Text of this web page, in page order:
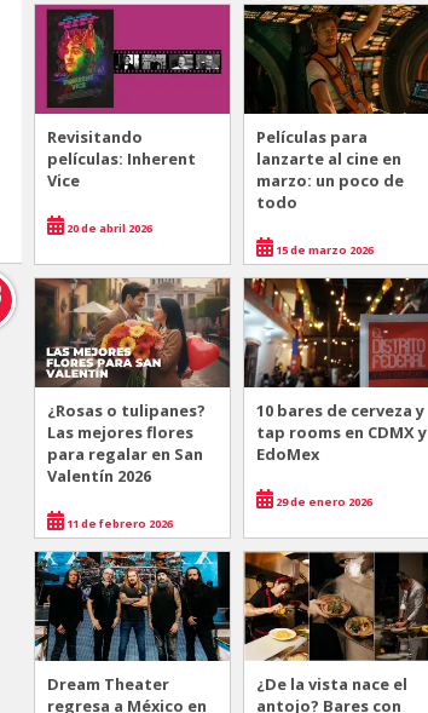
Revisitando
películas: Inherent
Vice
20 de abril 2026
Películas para
lanzarte al cine en
marzo: un poco de
todo
15 de marzo 2026
¿Rosas o tulipanes?
Las mejores flores
para regalar en San
Valentín 2026
11 de febrero 2026
10 bares de cerveza y
tap rooms en CDMX y
EdoMex
29 de enero 2026
Dream Theater
regresa a México en
¿De la vista nace el
antojo? Bares con